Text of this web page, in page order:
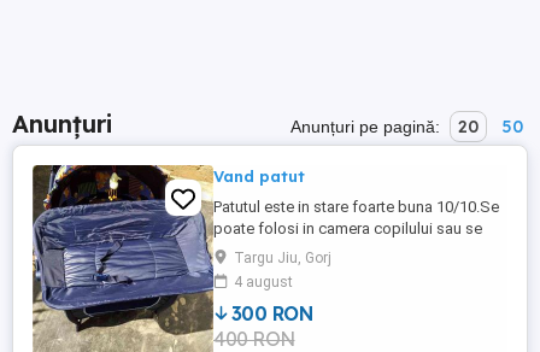
Anunțuri Anunțuri pe pagină: 20 50
Vand patut
Patutul este in stare foarte buna 10/10.Se
poate folosi in camera copilului sau se
poate folosi in concediu .
Targu Jiu, Gorj
4 august
300 RON
400 RON